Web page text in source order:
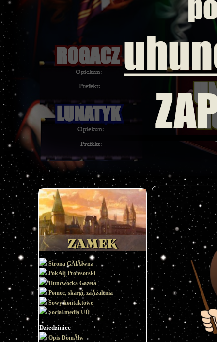
Strona GÂłĂłwna
PokĂłj Profesorski
Huncwocka Gazeta
Pomoc, skargi, zaÂżalenia
Sowy kontaktowe
Social media UH
Dziedziniec
Opis DomĂłw